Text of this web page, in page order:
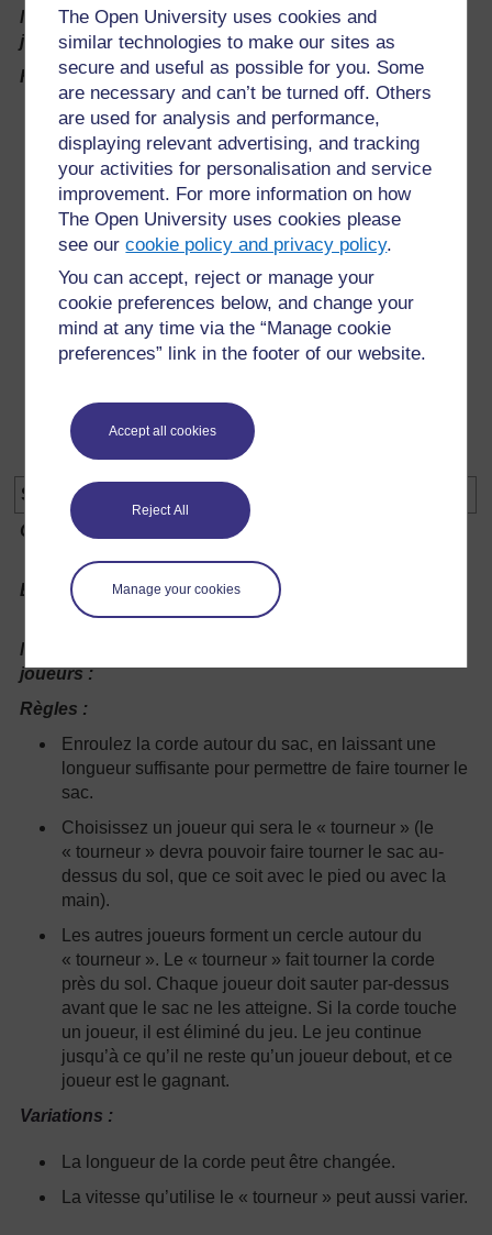
The Open University uses cookies and
similar technologies to make our sites as
secure and useful as possible for you. Some
are necessary and can’t be turned off. Others
are used for analysis and performance,
displaying relevant advertising, and tracking
your activities for personalisation and service
improvement. For more information on how
The Open University uses cookies please
see ourcookie policy and privacy policy.
You can accept, reject or manage your
cookie preferences below, and change your
mind at any time via the “Manage cookie
preferences” link in the footer of our website.
Accept all cookies
Reject All
Manage your cookies
Nombre de
joueurs :
Au moins 3
Règles :
Un des joueurs est choisi pour être la tête du
serpent.
Cette « tête du serpent » essaie d’attraper un autre
joueur. Une fois que c’est fait, cet autre joueur
devient la « queue du serpent » et ils se tiennent la
main.
La « tête du serpent » et la « queue du serpent »
poursuivent les autres joueurs, et leur donnent la
main d'un côté ou de l'autre, créant une nouvelle
tête ou une nouvelle queue à chaque fois qu'un
Le jeu continue jusqu’à ce que tous les joueurs
fassent partie du « serpent ».
SAUTE-SAC
Objectif :
Être le dernier joueur à sauter au-
Équipement :
Une corde, un sac de jute ou un autre
type de sac
Nombre de
joueurs :
Règles :
Enroulez la corde autour du sac, en laissant une
longueur suffisante pour permettre de faire tourner le
sac.
Choisissez un joueur qui sera le « tourneur » (le
« tourneur » devra pouvoir faire tourner le sac au-
dessus du sol, que ce soit avec le pied ou avec la
main).
Les autres joueurs forment un cercle autour du
« tourneur ». Le « tourneur » fait tourner la corde
près du sol. Chaque joueur doit sauter par-dessus
avant que le sac ne les atteigne. Si la corde touche
un joueur, il est éliminé du jeu. Le jeu continue
jusqu’à ce qu’il ne reste qu’un joueur debout, et ce
joueur est le gagnant.
Variations :
La longueur de la corde peut être changée.
La vitesse qu’utilise le « tourneur » peut aussi varier.